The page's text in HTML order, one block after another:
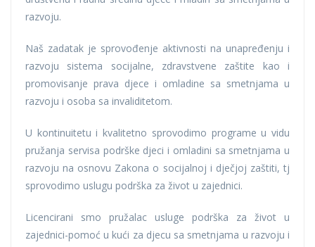
razvoju.
Naš zadatak je sprovođenje aktivnosti na unapređenju i
razvoju sistema socijalne, zdravstvene zaštite kao i
promovisanje prava djece i omladine sa smetnjama u
razvoju i osoba sa invaliditetom.
U kontinuitetu i kvalitetno sprovodimo programe u vidu
pružanja servisa podrške djeci i omladini sa smetnjama u
razvoju na osnovu Zakona o socijalnoj i dječjoj zaštiti, tj
sprovodimo uslugu podrška za život u zajednici.
Licencirani smo pružalac usluge podrška za život u
zajednici-pomoć u kući za djecu sa smetnjama u razvoju i